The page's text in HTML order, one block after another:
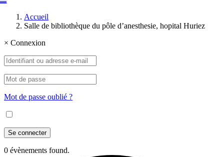
Accueil
Salle de bibliothèque du pôle d’anesthesie, hopital Huriez
× Connexion
Mot de passe oublié ?
0 évènements found.